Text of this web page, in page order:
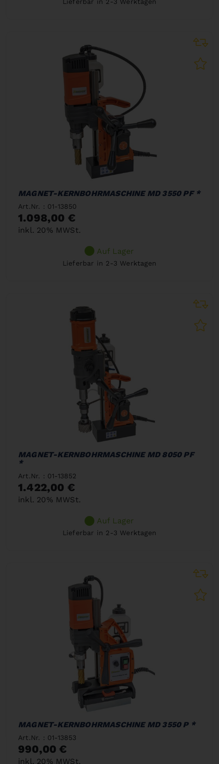
MAGNET-KERNBOHRMASCHINE MD 3550 PF *
Art.Nr. : 01-13850
1.098,00 €
inkl. 20% MWSt.
Auf Lager
Lieferbar in 2-3 Werktagen
MAGNET-KERNBOHRMASCHINE MD 8050 PF
*
Art.Nr. : 01-13852
1.422,00 €
inkl. 20% MWSt.
Auf Lager
Lieferbar in 2-3 Werktagen
MAGNET-KERNBOHRMASCHINE MD 3550 P *
Art.Nr. : 01-13853
990,00 €
inkl. 20% MWSt.